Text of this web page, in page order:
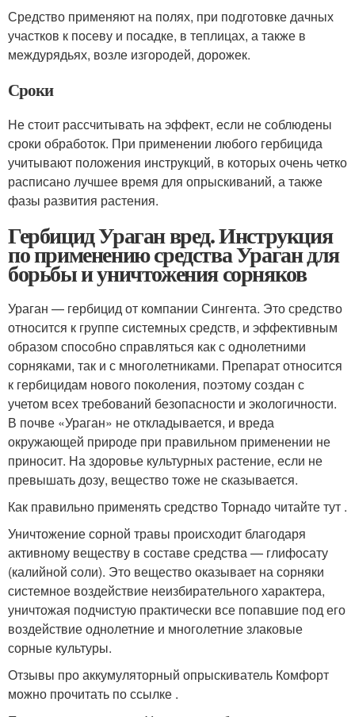
Средство применяют на полях, при подготовке дачных
участков к посеву и посадке, в теплицах, а также в
междурядьях, возле изгородей, дорожек.
Сроки
Не стоит рассчитывать на эффект, если не соблюдены
сроки обработок. При применении любого гербицида
учитывают положения инструкций, в которых очень четко
расписано лучшее время для опрыскиваний, а также
фазы развития растения.
Гербицид Ураган вред. Инструкция
по применению средства Ураган для
борьбы и уничтожения сорняков
Ураган — гербицид от компании Сингента. Это средство
относится к группе системных средств, и эффективным
образом способно справляться как с однолетними
сорняками, так и с многолетниками. Препарат относится
к гербицидам нового поколения, поэтому создан с
учетом всех требований безопасности и экологичности.
В почве «Ураган» не откладывается, и вреда
окружающей природе при правильном применении не
приносит. На здоровье культурных растение, если не
превышать дозу, вещество тоже не сказывается.
Как правильно применять средство Торнадо читайте тут .
Уничтожение сорной травы происходит благодаря
активному веществу в составе средства — глифосату
(калийной соли). Это вещество оказывает на сорняки
системное воздействие неизбирательного характера,
уничтожая подчистую практически все попавшие под его
воздействие однолетние и многолетние злаковые
сорные культуры.
Отзывы про аккумуляторный опрыскиватель Комфорт
можно прочитать по ссылке .